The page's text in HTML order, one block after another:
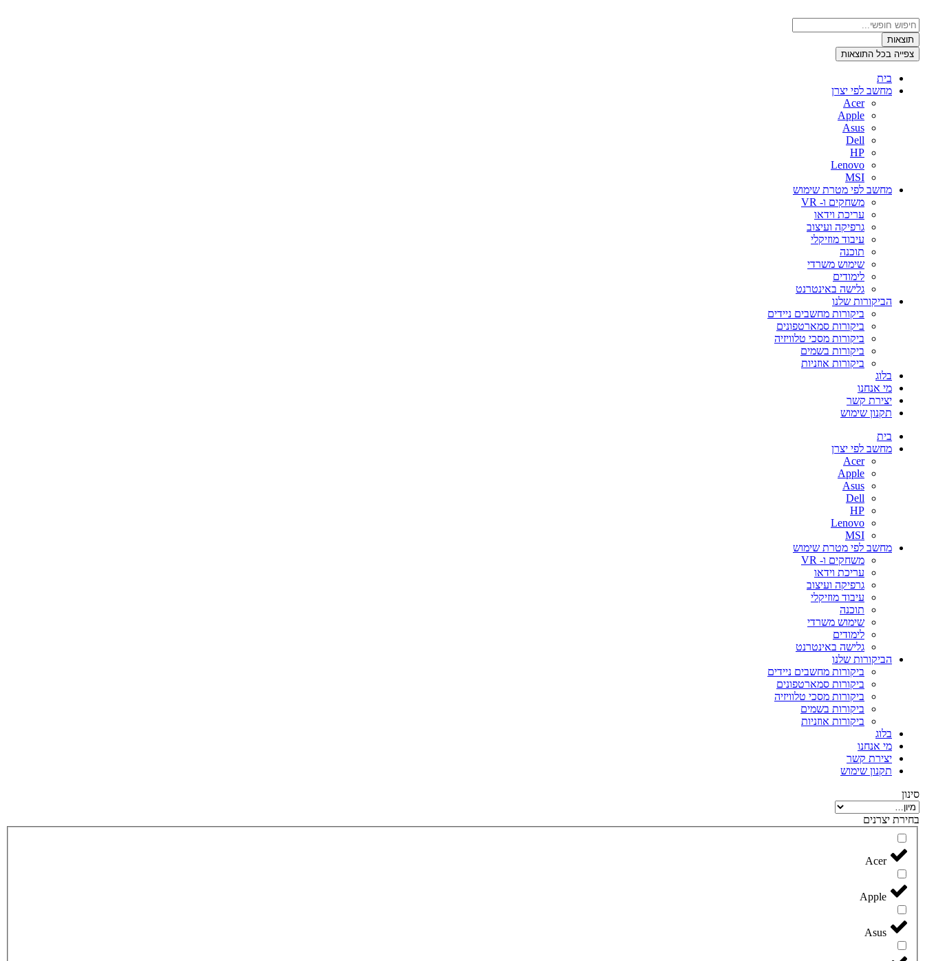
לתוכן
Search
...תוצאות
צפייה בכל התוצאות
בית
מחשב לפי יצרן
Acer
Apple
Asus
Dell
HP
Lenovo
MSI
מחשב לפי מטרת שימוש
משחקים ו- VR
עריכת וידאו
גרפיקה ועיצוב
עיבוד מוזיקלי
תוכנה
שימוש משרדי
לימודים
גלישה באינטרנט
הביקורות שלנו
ביקורות מחשבים ניידים
ביקורות סמארטפונים
ביקורות מסכי טלוויזיה
ביקורות בשמים
ביקורות אוזניות
בלוג
מי אנחנו
יצירת קשר
תקנון שימוש
בית
מחשב לפי יצרן
Acer
Apple
Asus
Dell
HP
Lenovo
MSI
מחשב לפי מטרת שימוש
משחקים ו- VR
עריכת וידאו
גרפיקה ועיצוב
עיבוד מוזיקלי
תוכנה
שימוש משרדי
לימודים
גלישה באינטרנט
הביקורות שלנו
ביקורות מחשבים ניידים
ביקורות סמארטפונים
ביקורות מסכי טלוויזיה
ביקורות בשמים
ביקורות אוזניות
בלוג
מי אנחנו
יצירת קשר
תקנון שימוש
סינון
בחירת יצרנים
Acer
Apple
Asus